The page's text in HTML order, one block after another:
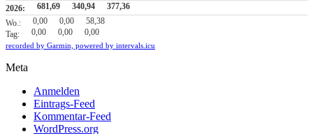
2026:
681,69 340,94
377,36
Wo.:
0,00 0,00
58,38
Tag:
0,00 0,00 0,00
recorded by Garmin, powered by intervals.icu
Meta
Anmelden
Eintrags-Feed
Kommentar-Feed
WordPress.org